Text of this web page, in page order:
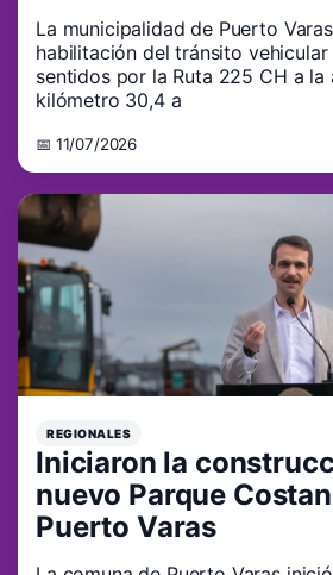
La municipalidad de Puerto
habilitación del tránsito vehicular
sentidos por la Ruta 225 CH a la
kilómetro 30,4 a
📅 11/07/2026
REGIONALES
Iniciaron la
nuevo Parque
Puerto Varas